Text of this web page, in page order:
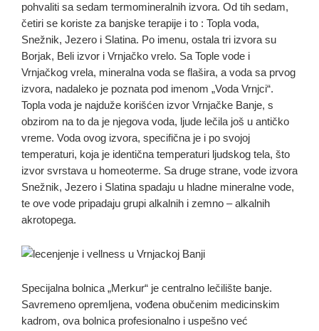
pohvaliti sa sedam termomineralnih izvora. Od tih sedam,
četiri se koriste za banjske terapije i to : Topla voda,
Snežnik, Jezero i Slatina. Po imenu, ostala tri izvora su
Borjak, Beli izvor i Vrnjačko vrelo. Sa Tople vode i
Vrnjačkog vrela, mineralna voda se flašira, a voda sa prvog
izvora, nadaleko je poznata pod imenom „Voda Vrnjci“.
Topla voda je najduže korišćen izvor Vrnjačke Banje, s
obzirom na to da je njegova voda, ljude lečila još u antičko
vreme. Voda ovog izvora, specifična je i po svojoj
temperaturi, koja je identična temperaturi ljudskog tela, što
izvor svrstava u homeoterme. Sa druge strane, vode izvora
Snežnik, Jezero i Slatina spadaju u hladne mineralne vode,
te ove vode pripadaju grupi alkalnih i zemno – alkalnih
akrotopega.
Specijalna bolnica „Merkur“ je centralno lečilište banje.
Savremeno opremljena, vođena obučenim medicinskim
kadrom, ova bolnica profesionalno i uspešno već